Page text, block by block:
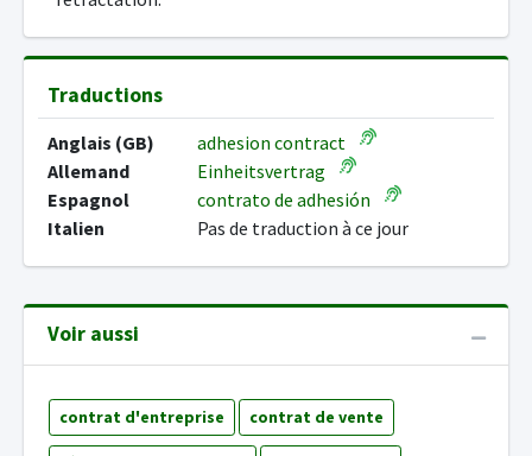
Traductions
Anglais (GB)
adhesion contract
Allemand
Einheitsvertrag
Espagnol
contrato de adhesión
Italien
Pas de traduction à ce jour
Voir aussi
contrat d'entreprise contrat de vente